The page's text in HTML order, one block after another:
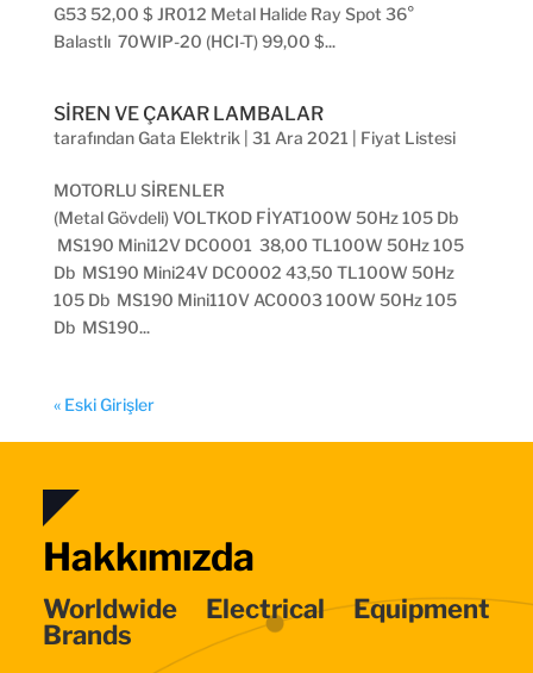
G53 52,00 $ JR012 Metal Halide Ray Spot 36°
Balastlı 70WIP-20 (HCI-T) 99,00 $...
SİREN VE ÇAKAR LAMBALAR
tarafındanGata Elektrik 31 Ara 2021 Fiyat Listesi
MOTORLU SİRENLER
(Metal Gövdeli) VOLTKOD FİYAT100W 50Hz 105 Db
MS190 Mini12V DC0001 38,00 TL100W 50Hz 105
Db MS190 Mini24V DC0002 43,50 TL100W 50Hz
105 Db MS190 Mini110V AC0003 100W 50Hz 105
Db MS190...
« Eski Girişler
Hakkımızda
Worldwide Electrical Equipment
Brands